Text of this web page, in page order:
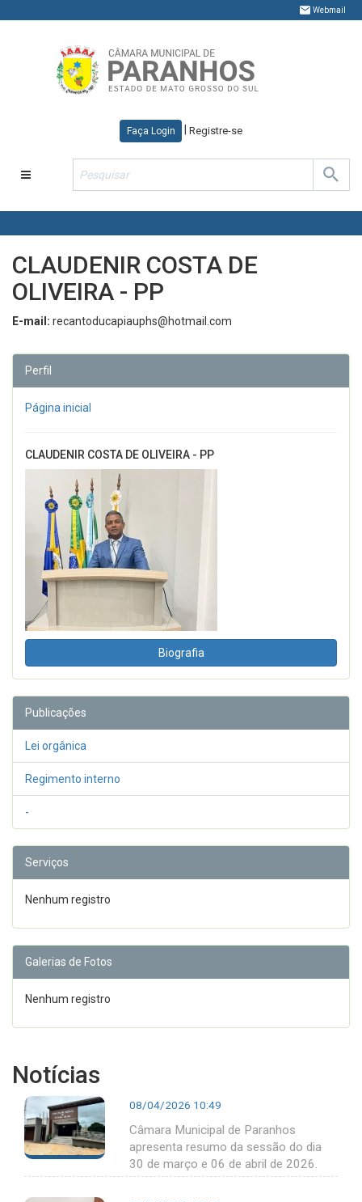
Webmail
Faça Login Registre-se
Toggle
navigation
CLAUDENIR COSTA DE
OLIVEIRA - PP
E-mail: recantoducapiauphs@hotmail.com
Perfil
Página inicial
CLAUDENIR COSTA DE OLIVEIRA - PP
Biografia
Publicações
Lei orgânica
Regimento interno
-
Serviços
Nenhum registro
Galerias de Fotos
Nenhum registro
Notícias
08/04/2026 10:49
Câmara Municipal de Paranhos
apresenta resumo da sessão do dia
30 de março e 06 de abril de 2026.